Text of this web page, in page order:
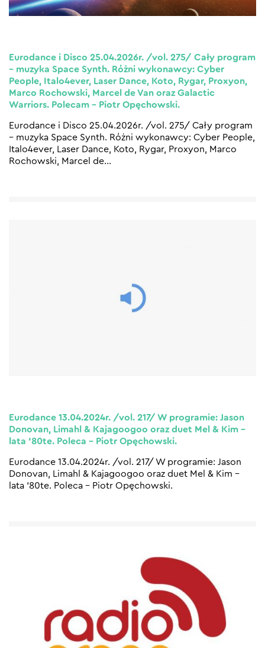
Eurodance i Disco 25.04.2026r. /vol. 275/ Cały program
– muzyka Space Synth. Różni wykonawcy: Cyber
People, Italo4ever, Laser Dance, Koto, Rygar, Proxyon,
Marco Rochowski, Marcel de Van oraz Galactic
Warriors. Polecam – Piotr Opęchowski.
Eurodance i Disco 25.04.2026r. /vol. 275/ Cały program
– muzyka Space Synth. Różni wykonawcy: Cyber People,
Italo4ever, Laser Dance, Koto, Rygar, Proxyon, Marco
Rochowski, Marcel de…
Eurodance 13.04.2024r. /vol. 217/ W programie: Jason
Donovan, Limahl & Kajagoogoo oraz duet Mel & Kim –
lata ’80te. Poleca – Piotr Opęchowski.
Eurodance 13.04.2024r. /vol. 217/ W programie: Jason
Donovan, Limahl & Kajagoogoo oraz duet Mel & Kim –
lata ’80te. Poleca – Piotr Opęchowski.